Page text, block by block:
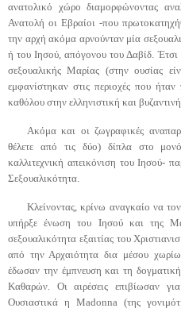
ανατολικό χώρο διαμορφώνοντας
Ανατολή οι Εβραίοι -που
την αρχή ακόμα αρνούνταν μία
ή του Ιησού, απόγονου του Δαβίδ. Έτσι
σεξουαλικής Μαρίας (στην ουσίας
εμφανίστηκαν στις περιοχές που
καθόλου στην ελληνιστική και
Ακόμα και οι ζωγραφικές
θέλετε από τις δύο) δίπλα στο
καλλιτεχνική απεικόνιση του Ιησού-
Σεξουαλικότητα.
Κλείνοντας, κρίνω αναγκαίο να
υπήρξε ένωση του Ιησού και της
σεξουαλικότητα εξαιτίας του
από την Αρχαιότητα δια μέσου
έδωσαν την έμπνευση και τη δογματική
Καθαρών. Οι αιρέσεις επιβίωσαν
Ουσιαστικά η Madonna (της